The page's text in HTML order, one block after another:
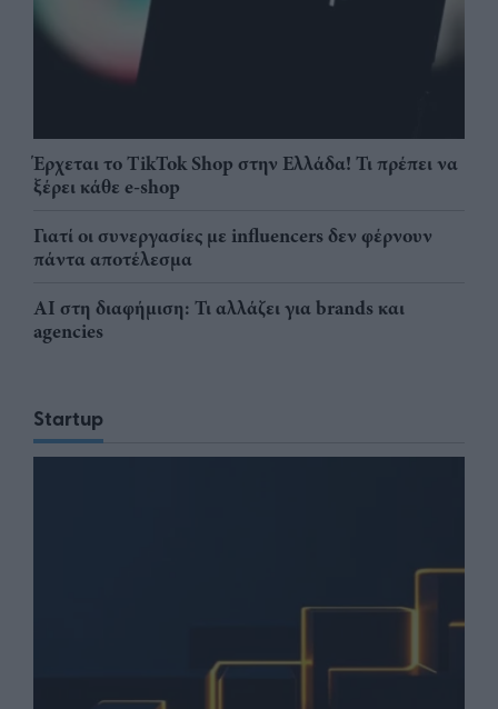
Έρχεται το TikTok Shop στην Ελλάδα! Τι πρέπει να
ξέρει κάθε e-shop
Γιατί οι συνεργασίες με influencers δεν φέρνουν
πάντα αποτέλεσμα
AI στη διαφήμιση: Τι αλλάζει για brands και
agencies
Startup